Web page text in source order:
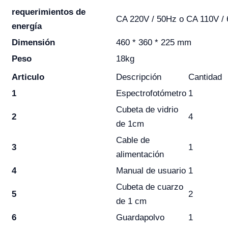
requerimientos de
energía
CA 220V / 50Hz o CA 110V /
Dimensión
460 * 360 * 225 mm
Peso
18kg
Articulo
Descripción
Cantidad
1
Espectrofotómetro 1
2
Cubeta de vidrio
de 1cm
4
3
Cable de
alimentación
1
4 Manual de usuario 1
5
Cubeta de cuarzo
de 1 cm
2
6 Guardapolvo 1